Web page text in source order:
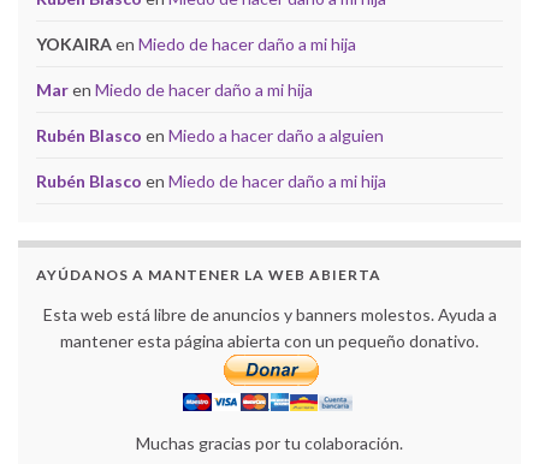
YOKAIRAen Miedo de hacer daño a mi hija
Maren Miedo de hacer daño a mi hija
Rubén Blasco en Miedo a hacer daño a alguien
Rubén Blasco en Miedo de hacer daño a mi hija
AYÚDANOS A MANTENER LA WEB ABIERTA
Esta web está libre de anuncios y banners molestos. Ayuda a
mantener esta página abierta con un pequeño donativo.
Muchas gracias por tu colaboración.